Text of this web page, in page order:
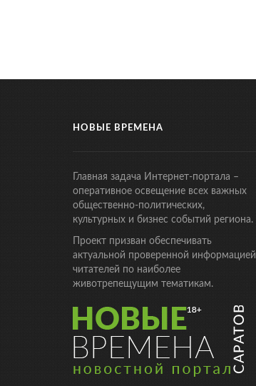
НОВЫЕ ВРЕМЕНА
Главная задача Интернет-портала –
оперативное освещение всех важных
общественно-политических,
культурных и бизнес событий региона.
Проект призван обеспечивать
актуальной проверенной информацией
читателей по наиболее
животрепещущим тематикам.